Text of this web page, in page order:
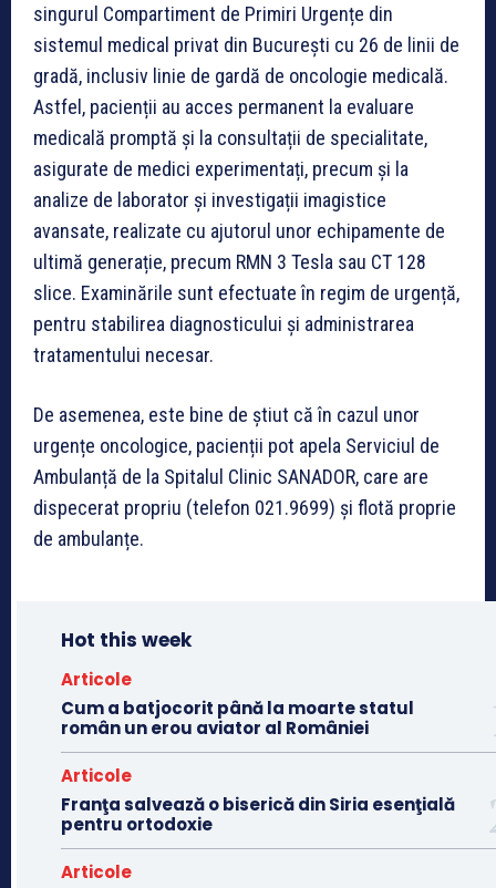
singurul Compartiment de Primiri Urgențe din
sistemul medical privat din București cu 26 de linii de
gradă, inclusiv linie de gardă de oncologie medicală.
Astfel, pacienții au acces permanent la evaluare
medicală promptă și la consultații de specialitate,
asigurate de medici experimentați, precum și la
analize de laborator și investigații imagistice
avansate, realizate cu ajutorul unor echipamente de
ultimă generație, precum RMN 3 Tesla sau CT 128
slice. Examinările sunt efectuate în regim de urgență,
pentru stabilirea diagnosticului și administrarea
tratamentului necesar.
De asemenea, este bine de știut că în cazul unor
urgențe oncologice, pacienții pot apela Serviciul de
Ambulanță de la Spitalul Clinic SANADOR, care are
dispecerat propriu (telefon 021.9699) și flotă proprie
de ambulanțe.
Hot this week
Articole
Cum a batjocorit până la moarte statul
român un erou aviator al României
Articole
Franţa salvează o biserică din Siria esenţială
pentru ortodoxie
Articole